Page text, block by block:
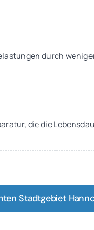
durch
die die
Stadtgebiet